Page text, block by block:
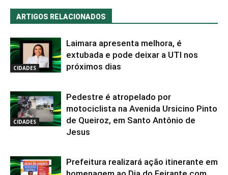
ARTIGOS RELACIONADOS
CIDADES
Laimara apresenta melhora, é
extubada e pode deixar a UTI nos
próximos dias
CIDADES
Pedestre é atropelado por
motociclista na Avenida Ursicino Pinto
de Queiroz, em Santo Antônio de
Jesus
Prefeitura realizará ação itinerante em